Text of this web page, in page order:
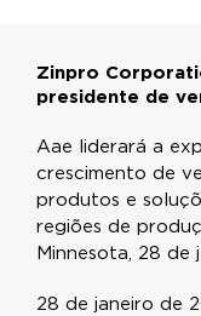
Zinpro
presidente de
Aae liderará a
crescimento de
produtos e
regiões de
Minnesota, 28 de
28 de janeiro de